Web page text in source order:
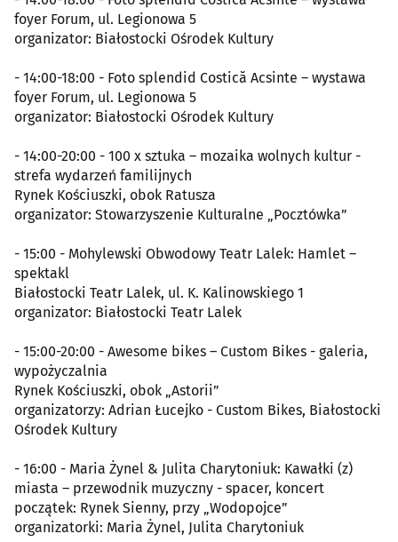
foyer Forum, ul. Legionowa 5
organizator: Białostocki Ośrodek Kultury
- 14:00-18:00 - Foto splendid Costică Acsinte – wystawa
foyer Forum, ul. Legionowa 5
organizator: Białostocki Ośrodek Kultury
- 14:00-20:00 - 100 x sztuka – mozaika wolnych kultur -
strefa wydarzeń familijnych
Rynek Kościuszki, obok Ratusza
organizator: Stowarzyszenie Kulturalne „Pocztówka”
- 15:00 - Mohylewski Obwodowy Teatr Lalek: Hamlet –
spektakl
Białostocki Teatr Lalek, ul. K. Kalinowskiego 1
organizator: Białostocki Teatr Lalek
- 15:00-20:00 - Awesome bikes – Custom Bikes - galeria,
wypożyczalnia
Rynek Kościuszki, obok „Astorii”
organizatorzy: Adrian Łucejko - Custom Bikes, Białostocki
Ośrodek Kultury
- 16:00 - Maria Żynel & Julita Charytoniuk: Kawałki (z)
miasta – przewodnik muzyczny - spacer, koncert
początek: Rynek Sienny, przy „Wodopojce”
organizatorki: Maria Żynel, Julita Charytoniuk